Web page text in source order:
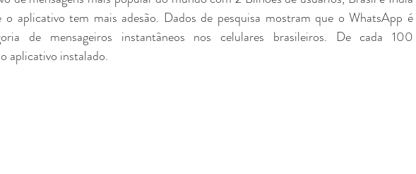
o aplicativo tem mais adesão. Dados de pesquisa mostram que o WhatsApp é
de mensageiros instantâneos nos celulares brasileiros. De cada 100
aplicativo instalado.